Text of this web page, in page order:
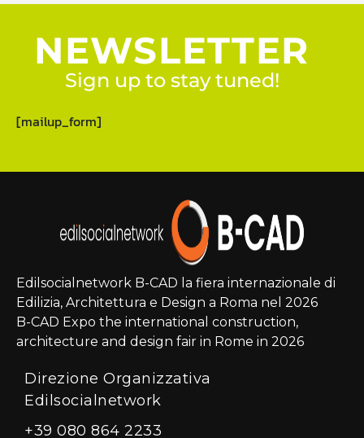
NEWSLETTER
Sign up to stay tuned!
[mailup_form]
Edilsocialnetwork B-CAD la fiera internazionale di
Edilizia, Architettura e Design a Roma nel 2026
B-CAD Expo the international construction,
architecture and design fair in Rome in 2026
Direzione Organizzativa
Edilsocialnetwork
+39 080 864 2233